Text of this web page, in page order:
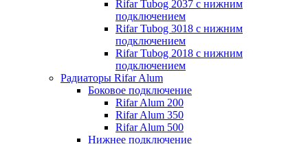
Rifar Tubog 2037 с нижним
подключением
Rifar Tubog 3018 с нижним
подключением
Rifar Tubog 2018 с нижним
подключением
Радиаторы Rifar Alum
Боковое подключение
Rifar Alum 200
Rifar Alum 350
Rifar Alum 500
Нижнее подключение